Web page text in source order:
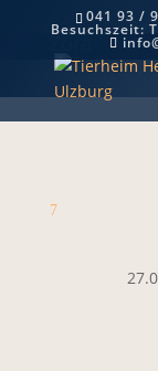
041 93 /
Besuchszeit:
Zora
7